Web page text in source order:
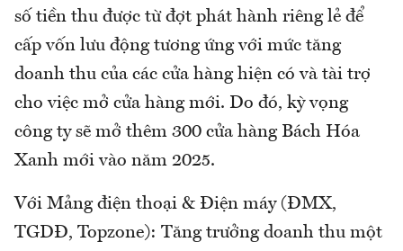
số tiền thu được từ đợt phát hành riêng lẻ để
cấp vốn lưu động tương ứng với mức tăng
doanh thu của các cửa hàng hiện có và tài trợ
cho việc mở cửa hàng mới. Do đó, kỳ vọng
công ty sẽ mở thêm 300 cửa hàng Bách Hóa
Xanh mới vào năm 2025.
Với Mảng điện thoại & Điện máy (ĐMX,
TGDĐ, Topzone): Tăng trưởng doanh thu một